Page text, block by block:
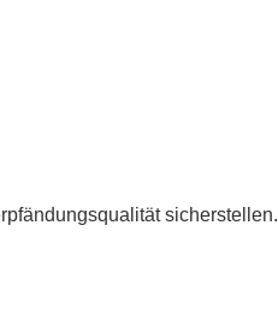
sicherstellen.